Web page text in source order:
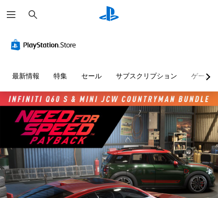
索
最新情報 特集 セール サブスクリプション ゲーム